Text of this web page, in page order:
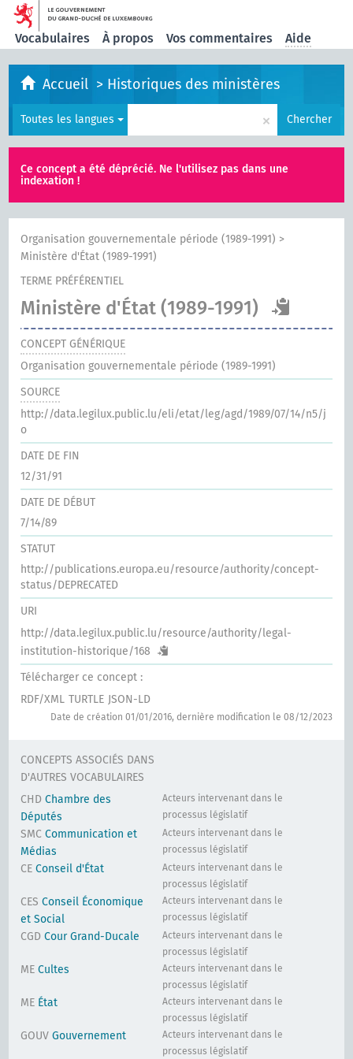
Vocabulaires À propos Vos commentaires Aide
Accueil > Historiques des ministères
Toutes les langues × Chercher
Ce concept a été déprécié. Ne l'utilisez pas dans une
indexation !
Organisation gouvernementale période (1989-1991) >
Ministère d'État (1989-1991)
TERME PRÉFÉRENTIEL
Ministère d'État (1989-1991)
CONCEPT GÉNÉRIQUE
Organisation gouvernementale période (1989-1991)
SOURCE
http://data.legilux.public.lu/eli/etat/leg/agd/1989/07/14/n5/j
o
DATE DE FIN
12/31/91
DATE DE DÉBUT
7/14/89
STATUT
http://publications.europa.eu/resource/authority/concept-
status/DEPRECATED
URI
http://data.legilux.public.lu/resource/authority/legal-
institution-historique/168
Télécharger ce concept :
RDF/XML TURTLE JSON-LD
Date de création 01/01/2016, dernière modification le 08/12/2023
CONCEPTS ASSOCIÉS DANS
D'AUTRES VOCABULAIRES
CHDChambre des
Députés
Acteurs intervenant dans le
processus législatif
SMCCommunication et
Médias
Acteurs intervenant dans le
processus législatif
CEConseil d'État
Acteurs intervenant dans le
processus législatif
CESConseil Économique
et Social
Acteurs intervenant dans le
processus législatif
CGDCour Grand-Ducale
Acteurs intervenant dans le
processus législatif
MECultes
Acteurs intervenant dans le
processus législatif
ME État
Acteurs intervenant dans le
processus législatif
GOUVGouvernement
Acteurs intervenant dans le
processus législatif